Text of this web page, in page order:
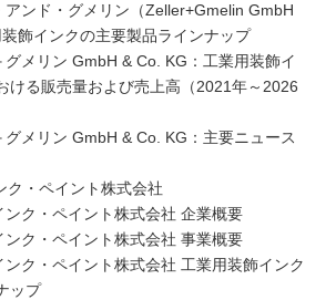
ンド・グメリン（Zeller+Gmelin GmbH
飾インクの主要製品ラインナップ
メリン GmbH & Co. KG：工業用装飾イ
ける販売量および売上高（2021年～2026
メリン GmbH & Co. KG：主要ニュース
ク・ペイント株式会社
ク・ペイント株式会社 企業概要
ク・ペイント株式会社 事業概要
ク・ペイント株式会社 工業用装飾インク
ップ